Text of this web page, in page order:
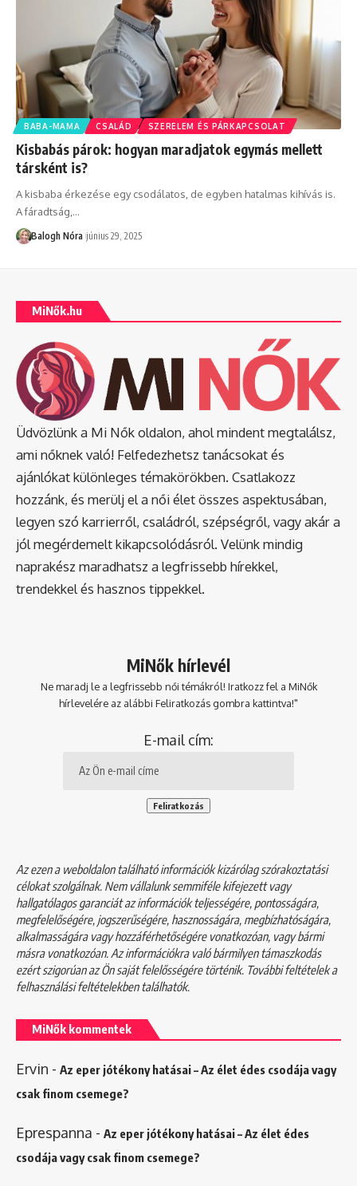
BABA-MAMA CSALÁD SZERELEM ÉS PÁRKAPCSOLAT
Kisbabás párok: hogyan maradjatok egymás mellett
társként is?
A kisbaba érkezése egy csodálatos, de egyben hatalmas kihívás is.
A fáradtság, …
Balogh Nóra június 29, 2025
MiNők.hu
Üdvözlünk a Mi Nők oldalon, ahol mindent megtalálsz,
ami nőknek való! Felfedezhetsz tanácsokat és
ajánlókat különleges témakörökben. Csatlakozz
hozzánk, és merülj el a női élet összes aspektusában,
legyen szó karrierről, családról, szépségről, vagy akár a
jól megérdemelt kikapcsolódásról. Velünk mindig
naprakész maradhatsz a legfrissebb hírekkel,
trendekkel és hasznos tippekkel.
MiNők hírlevél
Ne maradj le a legfrissebb női témákról! Iratkozz fel a MiNők
hírlevelére az alábbi Feliratkozás gombra kattintva!"
E-mail cím:
Az ezen a weboldalon található információk kizárólag szórakoztatási
célokat szolgálnak. Nem vállalunk semmiféle kifejezett vagy
hallgatólagos garanciát az információk teljességére, pontosságára,
megfelelőségére, jogszerűségére, hasznosságára, megbízhatóságára,
alkalmasságára vagy hozzáférhetőségére vonatkozóan, vagy bármi
másra vonatkozóan. Az információkra való bármilyen támaszkodás
ezért szigorúan az Ön saját felelősségére történik. További feltételek a
felhasználási feltételekbentalálhatók.
MiNők kommentek
Ervin - Az eper jótékony hatásai – Az élet édes csodája vagy
csak finom csemege?
Eprespanna - Az eper jótékony hatásai – Az élet édes
csodája vagy csak finom csemege?